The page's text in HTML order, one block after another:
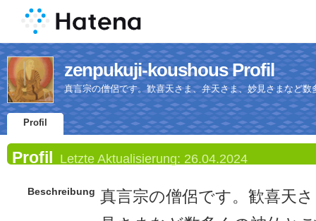
zenpukuji-koushous Profil
真言宗の僧侶です。歓喜天さま、弁天さま、妙見さまなど
Profil
Profil Letzte Aktualisierung: 26.04.2024
Beschreibung 真言宗の僧侶です。歓喜天